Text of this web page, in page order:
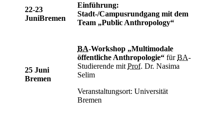
22-23
JuniBremen
Einführung:
Stadt-/Campusrundgang mit dem
Team „Public Anthropology“
25 Juni
Bremen
BA-Workshop „Multimodale
öffentliche Anthropologie“ fürBA-
Studierende mit Prof. Dr. Nasima
Selim
Veranstaltungsort: Universität
Bremen